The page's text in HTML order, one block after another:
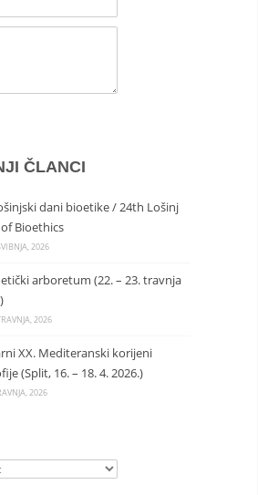
ČLANCI
dani bioetike / 24th Lošinj
Bioethics
2026
arboretum (22. – 23. travnja
2026
XX. Mediteranski korijeni
(Split, 16. – 18. 4. 2026.)
2026